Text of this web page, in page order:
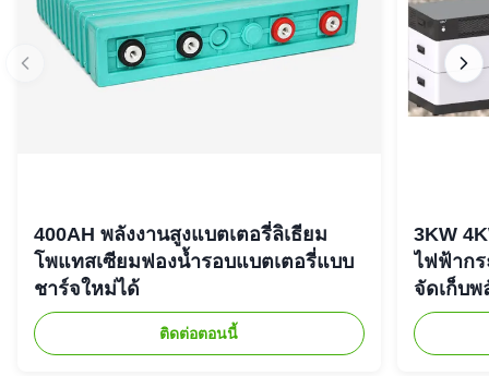
400AH พลังงานสูงแบตเตอรี่ลิเธียม
โพแทสเซียมฟองน้ำรอบแบตเตอรี่แบบ
ชาร์จใหม่ได้
ติดต่อตอนนี้
3KW
ไฟฟ้าก
จัดเก็บพ